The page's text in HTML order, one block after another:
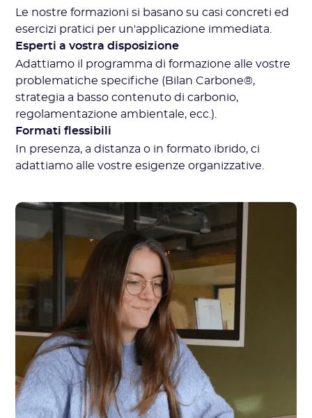
Le nostre formazioni si basano su casi concreti ed
esercizi pratici per un'applicazione immediata.
Esperti a vostra disposizione
Adattiamo il programma di formazione alle vostre
problematiche specifiche (Bilan Carbone®,
strategia a basso contenuto di carbonio,
regolamentazione ambientale, ecc.).
Formati flessibili
In presenza, a distanza o in formato ibrido, ci
adattiamo alle vostre esigenze organizzative.